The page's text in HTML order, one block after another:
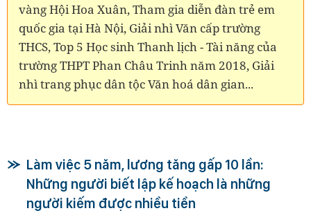
vàng Hội Hoa Xuân, Tham gia diễn đàn trẻ em
quốc gia tại Hà Nội, Giải nhì Văn cấp trường
THCS, Top 5 Học sinh Thanh lịch - Tài năng của
trường THPT Phan Châu Trinh năm 2018, Giải
nhì trang phục dân tộc Văn hoá dân gian...
Làm việc 5 năm, lương tăng gấp 10 lần:
Những người biết lập kế hoạch là những
người kiếm được nhiều tiền